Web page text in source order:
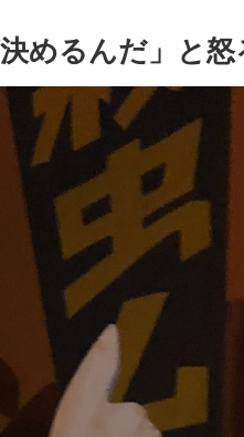
めるんだ」と怒